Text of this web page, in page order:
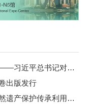
让中朝传统友谊之树更加根深叶茂——习近平总书记对朝鲜进行国事访问纪实
出版发行
在习近平文化思想引领下文化和自然遗产保护传承利用工作开创新局面